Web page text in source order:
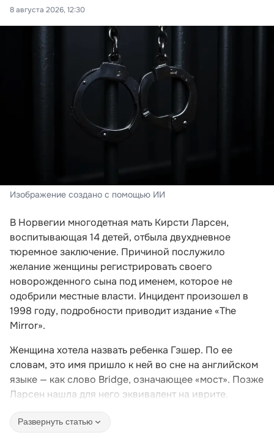
8 августа 2026, 12:30
Изображение создано с помощью ИИ
В Норвегии многодетная мать Кирсти Ларсен,
воспитывающая 14 детей, отбыла двухдневное
тюремное заключение. Причиной послужило
желание женщины регистрировать своего
новорожденного сына под именем, которое не
одобрили местные власти. Инцидент произошел в
1998 году, подробности приводит издание «The
Mirror».
Женщина хотела назвать ребенка Гэшер. По ее
словам, это имя пришло к ней во сне на английском
языке — как слово Bridge, означающее «мост». Позже
Ларсен нашла для него эквивалент на иврите.
Развернуть статью